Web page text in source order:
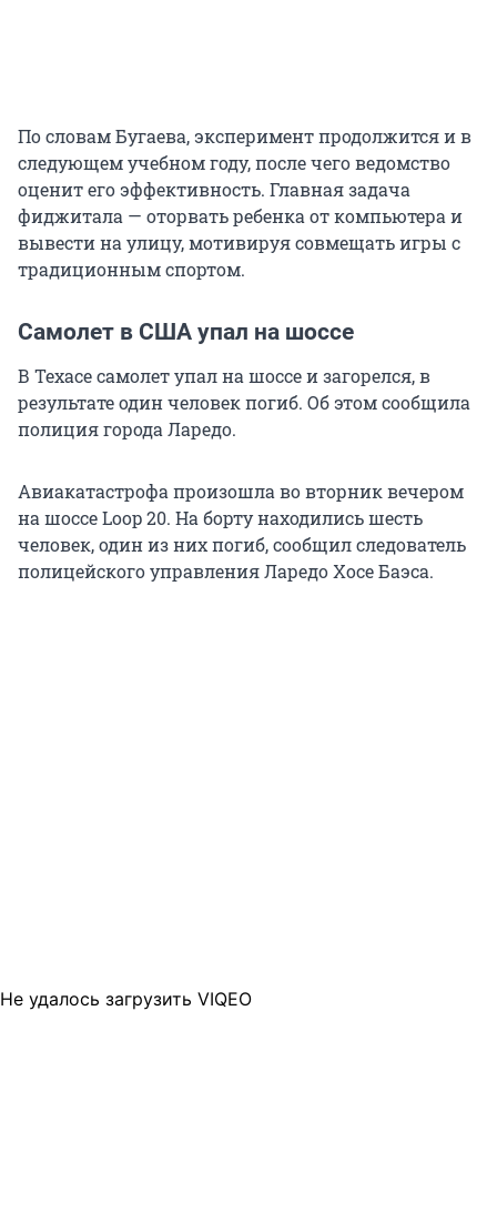
По словам Бугаева, эксперимент продолжится и в
следующем учебном году, после чего ведомство
оценит его эффективность. Главная задача
фиджитала — оторвать ребенка от компьютера и
вывести на улицу, мотивируя совмещать игры с
традиционным спортом.
Самолет в США упал на шоссе
В Техасе самолет упал на шоссе и загорелся, в
результате один человек погиб. Об этом сообщила
полиция города Ларедо.
Авиакатастрофа произошла во вторник вечером
на шоссе Loop 20. На борту находились шесть
человек, один из них погиб, сообщил следователь
полицейского управления Ларедо Хосе Баэса.
Не удалось загрузить VIQEO